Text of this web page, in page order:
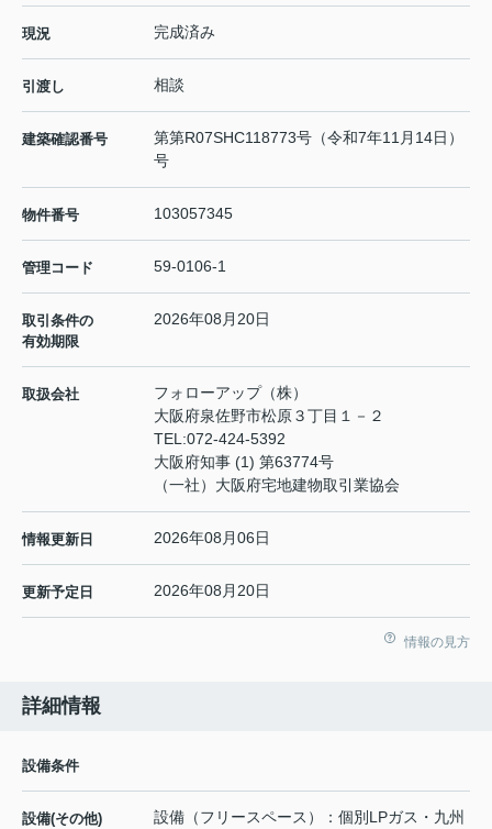
現況 完成済み
引渡し 相談
建築確認番号
第第R07SHC118773号（令和7年11月14日）
号
物件番号 103057345
管理コード 59-0106-1
取引条件の
有効期限
2026年08月20日
取扱会社
フォローアップ（株）
大阪府泉佐野市松原３丁目１－２
TEL:072-424-5392
大阪府知事 (1) 第63774号
（一社）大阪府宅地建物取引業協会
情報更新日 2026年08月06日
更新予定日 2026年08月20日
情報の見方
詳細情報
設備条件
設備(その他)
設備（フリースペース）：個別LPガス・九州